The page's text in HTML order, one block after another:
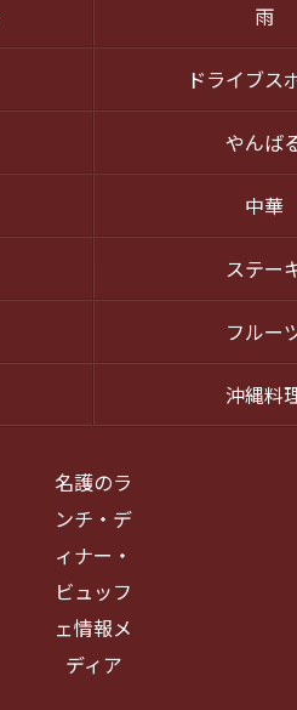
雨
ドライブス
やんば
中華
ステー
フルー
沖縄料
名護のラ
ンチ・デ
ィナー・
ビュッフ
ェ情報メ
ディア